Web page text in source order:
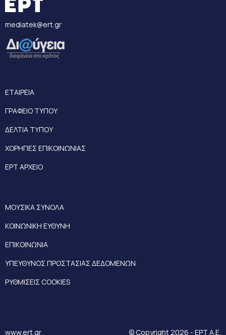
mediatek@ert.gr
ΕΤΑΙΡΕΙΑ
ΓΡΑΦΕΙΟ ΤΥΠΟΥ
ΔΕΛΤΙΑ ΤΥΠΟΥ
ΧΟΡΗΓΙΕΣ ΕΠΙΚΟΙΝΩΝΙΑΣ
ΕΡΤ ΑΡΧΕΙΟ
ΜΟΥΣΙΚΑ ΣΥΝΟΛΑ
ΚΟΙΝΩΝΙΚΗ ΕΥΘΥΝΗ
ΕΠΙΚΟΙΝΩΝΙΑ
ΥΠΕΥΘΥΝΟΣ ΠΡΟΣΤΑΣΙΑΣ ΔΕΔΟΜΕΝΩΝ
ΡΥΘΜΙΣΕΙΣ COOKIES
www.ert.gr © Copyright 2026 - ΕΡΤ Α.Ε.